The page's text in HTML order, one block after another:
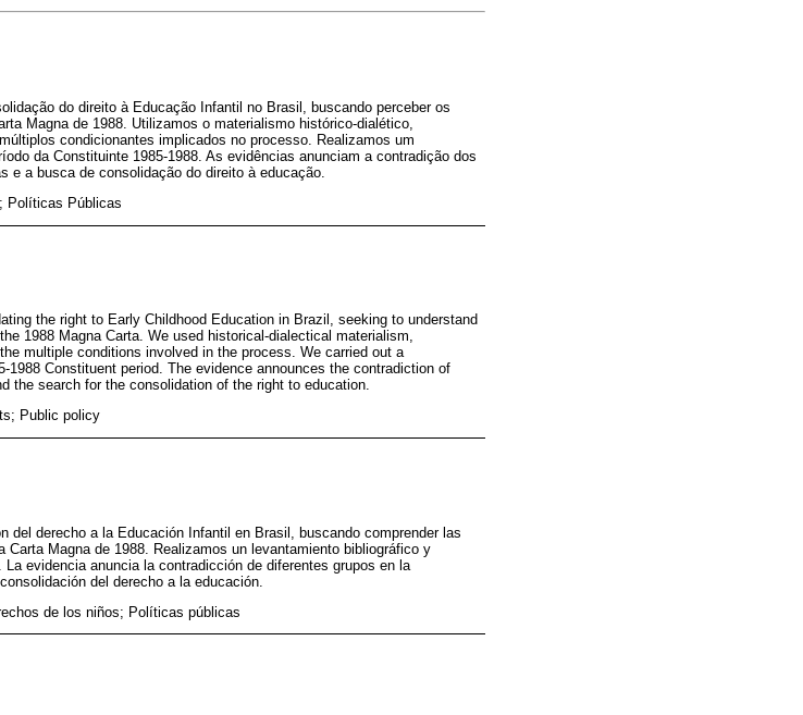
do direito à Educação Infantil no Brasil, buscando perceber os
Magna de 1988. Utilizamos o materialismo histórico-dialético,
condicionantes implicados no processo. Realizamos um
da Constituinte 1985-1988. As evidências anunciam a contradição dos
e a busca de consolidação do direito à educação.
Políticas Públicas
the right to Early Childhood Education in Brazil, seeking to understand
1988 Magna Carta. We used historical-dialectical materialism,
multiple conditions involved in the process. We carried out a
1988 Constituent period. The evidence announces the contradiction of
the search for the consolidation of the right to education.
Public policy
del derecho a la Educación Infantil en Brasil, buscando comprender las
Magna de 1988. Realizamos un levantamiento bibliográfico y
evidencia anuncia la contradicción de diferentes grupos en la
del derecho a la educación.
de los niños; Políticas públicas